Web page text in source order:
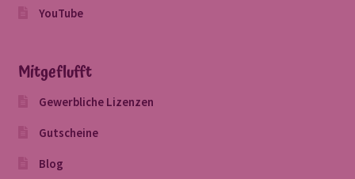
YouTube
Mitgeflufft
Gewerbliche Lizenzen
Gutscheine
Blog